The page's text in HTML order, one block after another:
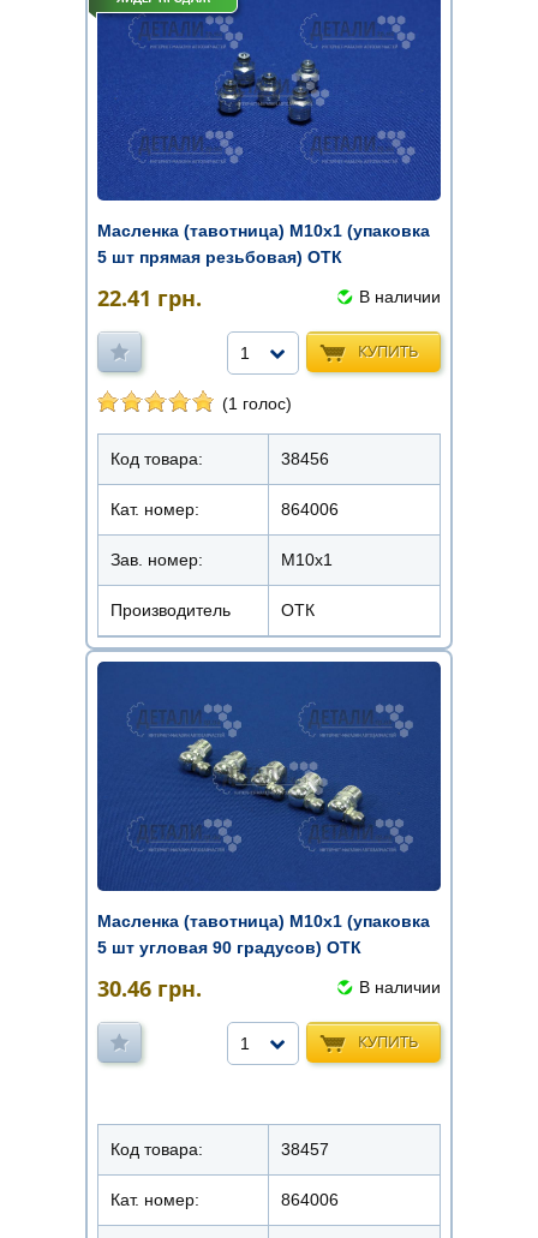
Масленка (тавотница) М10х1 (упаковка
5 шт прямая резьбовая) ОТК
22.41 грн. В наличии
КУПИТЬ
1
(1 голос)
Код товара: 38456
Кат. номер: 864006
Зав. номер: М10х1
Производитель ОТК
Масленка (тавотница) М10х1 (упаковка
5 шт угловая 90 градусов) ОТК
30.46 грн. В наличии
КУПИТЬ
1
Код товара: 38457
Кат. номер: 864006